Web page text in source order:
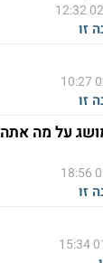
זו
זו
על מה אתה
זו